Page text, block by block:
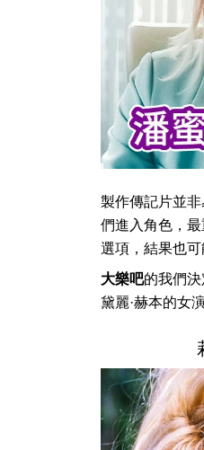
製作傳記片並
們進入角色，
選項，結果也可
大樂吧的我們
黛麗·赫本的女演